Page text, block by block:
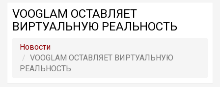
VOOGLAM ОСТАВЛЯЕТ
ВИРТУАЛЬНУЮ РЕАЛЬНОСТЬ
Новости
VOOGLAM ОСТАВЛЯЕТ ВИРТУАЛЬНУЮ
РЕАЛЬНОСТЬ